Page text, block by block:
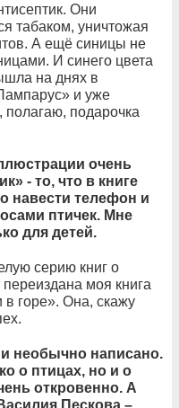
Они
табаком, уничтожая
А ещё синицы не
И синего цвета
на днях в
и уже
полагаю, подарочка
очень
- то, что в книге
навести телефон и
птичек. Мне
для детей.
серию книг о
моя книга
в горе». Она, скажу
необычно написано.
о птицах, но и о
откровенно. А
Пескова –